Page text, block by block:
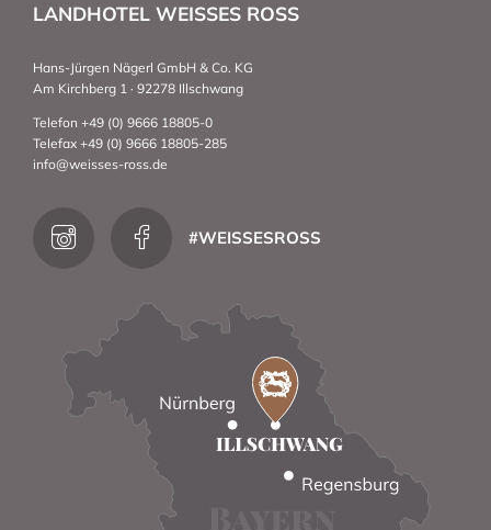
LANDHOTEL WEISSES ROSS
Hans-Jürgen Nägerl GmbH & Co. KG
Am Kirchberg 1 · 92278 Illschwang
Telefon +49 (0) 9666 18805-0
Telefax +49 (0) 9666 18805-285
info@weisses-ross.de
#WEISSESROSS